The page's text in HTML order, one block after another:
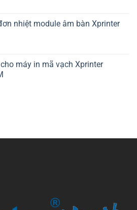
nhiệt module âm bàn Xprinter
máy in mã vạch Xprinter